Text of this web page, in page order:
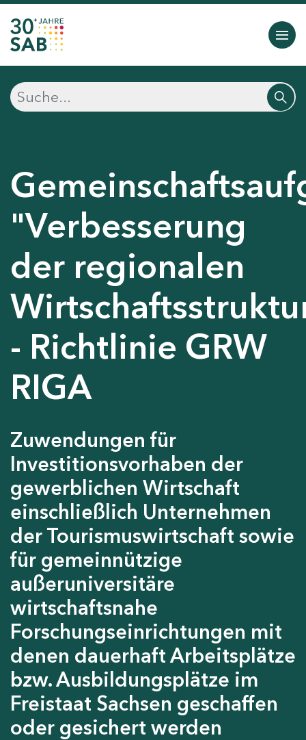
"Verbesserung
der regionalen
- Richtlinie GRW
RIGA
Zuwendungen für
Investitionsvorhaben der
gewerblichen Wirtschaft
einschließlich Unternehmen
der Tourismuswirtschaft sowie
für gemeinnützige
außeruniversitäre
wirtschaftsnahe
Forschungseinrichtungen mit
denen dauerhaft Arbeitsplätze
bzw. Ausbildungsplätze im
Freistaat Sachsen geschaffen
oder gesichert werden